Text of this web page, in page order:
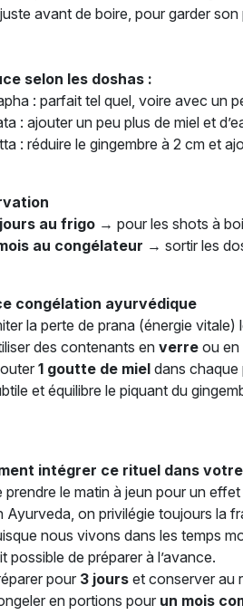
avant de boire, pour garder
selon les doshas :
: parfait tel quel, voire avec un
: ajouter un peu plus de miel et
: réduire le gingembre à 2 cm et
au frigo → pour les shots à
au congélateur → sortir les
congélation ayurvédique
la perte de prana (énergie vitale)
des contenants en verre ou en
1 goutte de miel dans chaque
et équilibre le piquant du
intégrer ce rituel dans
prendre le matin à jeun pour un
Ayurveda, on privilégie toujours la
nous vivons dans les temps
possible de préparer à l’avance.
pour 3 jours et conserver au
en portions pour un mois